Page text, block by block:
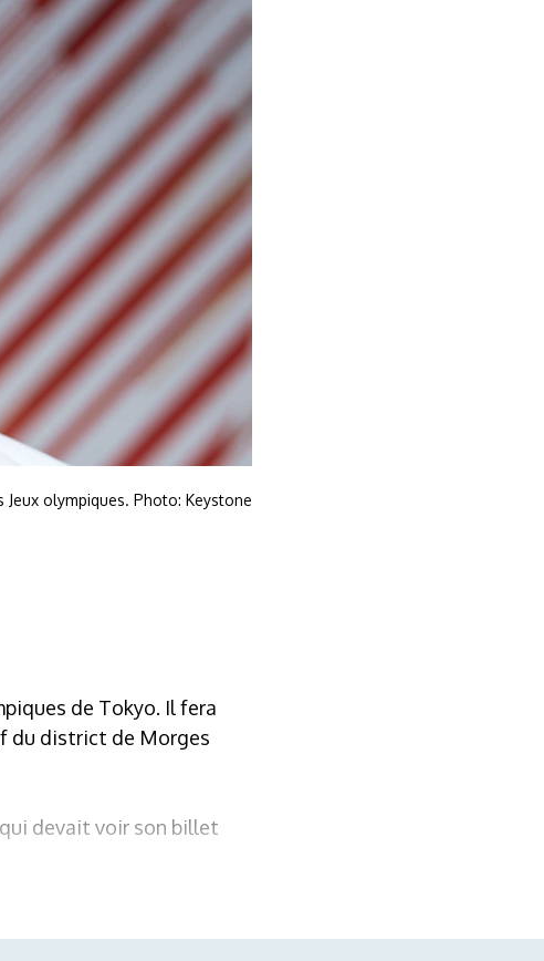
olympiques. Photo: Keystone
de Tokyo. Il fera
du district de Morges
devait voir son billet